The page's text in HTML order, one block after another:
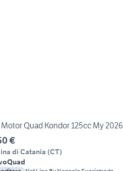
Motor Quad Kondor 125cc My 2026
€
di Catania (CT)
Quad